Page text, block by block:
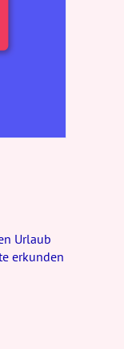
Urlaub
erkunden